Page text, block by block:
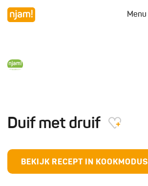
Menu
Duif met druif
BEKIJK RECEPT IN KOOKMODUS